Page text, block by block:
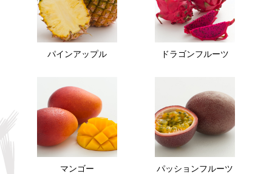
パインアップル ドラゴンフルーツ
マンゴー パッションフルーツ